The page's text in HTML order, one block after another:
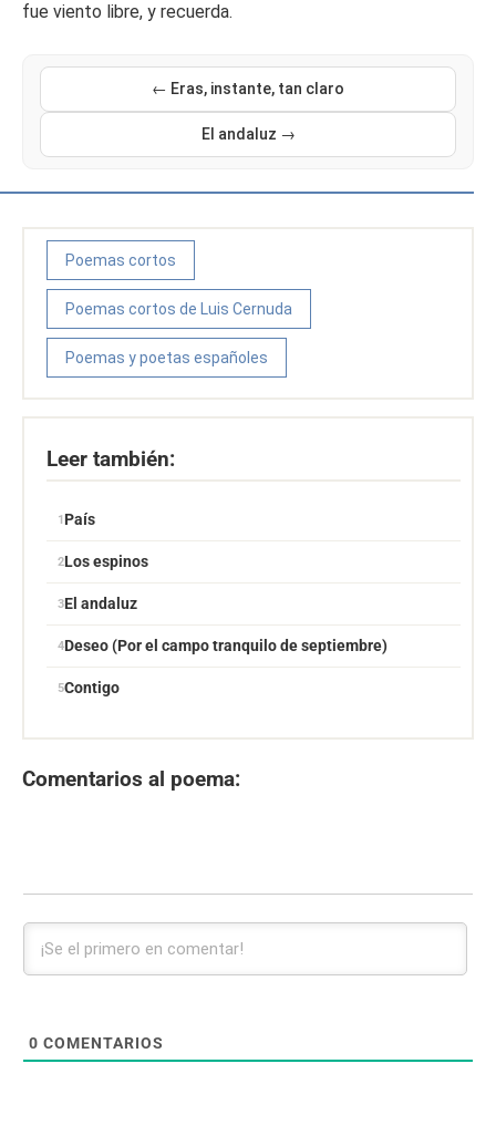
fue viento libre, y recuerda.
← Eras, instante, tan claro
El andaluz →
Poemas cortos
Poemas cortos de Luis Cernuda
Poemas y poetas españoles
Leer también:
País
Los espinos
El andaluz
Deseo (Por el campo tranquilo de septiembre)
Contigo
Comentarios al poema:
0 COMENTARIOS